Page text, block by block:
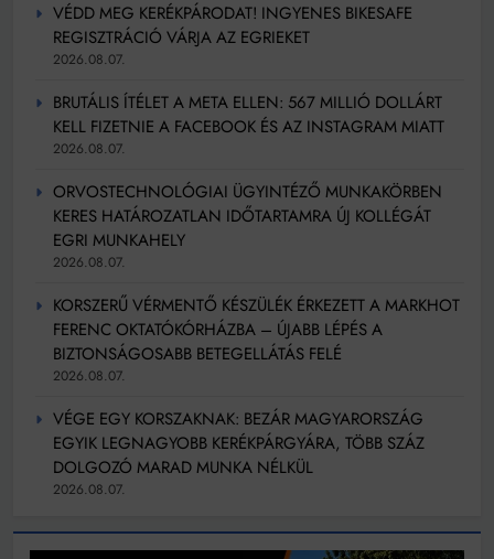
VÉDD MEG KERÉKPÁRODAT! INGYENES BIKESAFE
REGISZTRÁCIÓ VÁRJA AZ EGRIEKET
2026.08.07.
BRUTÁLIS ÍTÉLET A META ELLEN: 567 MILLIÓ DOLLÁRT
KELL FIZETNIE A FACEBOOK ÉS AZ INSTAGRAM MIATT
2026.08.07.
ORVOSTECHNOLÓGIAI ÜGYINTÉZŐ MUNKAKÖRBEN
KERES HATÁROZATLAN IDŐTARTAMRA ÚJ KOLLÉGÁT
EGRI MUNKAHELY
2026.08.07.
KORSZERŰ VÉRMENTŐ KÉSZÜLÉK ÉRKEZETT A MARKHOT
FERENC OKTATÓKÓRHÁZBA – ÚJABB LÉPÉS A
BIZTONSÁGOSABB BETEGELLÁTÁS FELÉ
2026.08.07.
VÉGE EGY KORSZAKNAK: BEZÁR MAGYARORSZÁG
EGYIK LEGNAGYOBB KERÉKPÁRGYÁRA, TÖBB SZÁZ
DOLGOZÓ MARAD MUNKA NÉLKÜL
2026.08.07.